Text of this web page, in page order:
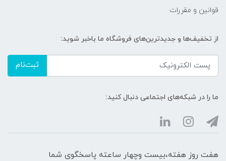
قوانین و مقررات
از تخفیف‌ها و جدیدترین‌های فروشگاه ما باخبر شوید:
ثبت‌نام
ما را در شبکه‌های اجتماعی دنبال کنید:
هفت روز هفته،بیست وچهار ساعته پاسخگوی شما